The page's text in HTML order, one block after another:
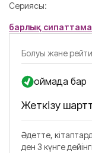
Сериясы:
барлық
Болуы және
Қоймада бар
Жеткізу
Әдетте,
ден 3 күнге